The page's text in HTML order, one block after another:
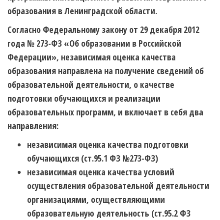
образования в Ленинградской области.
Согласно Федеральному закону от 29 декабря 2012
года № 273-ФЗ «Об образовании в Российской
Федерации», независимая оценка качества
образования направлена на получение сведений об
образовательной деятельности, о качестве
подготовки обучающихся и реализации
образовательных программ, и включает в себя два
направления:
независимая оценка качества подготовки
обучающихся (ст.95.1 ФЗ №273-ФЗ)
независимая оценка качества условий
осуществления образовательной деятельности
организациями, осуществляющими
образовательную деятельность (ст.95.2 ФЗ